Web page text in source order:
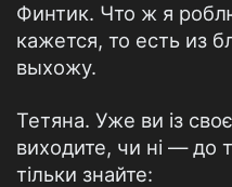
Финтик. Что ж я
кажется, то есть из
выхожу.
Тетяна. Уже ви із
виходите, чи ні — до
тільки знайте: